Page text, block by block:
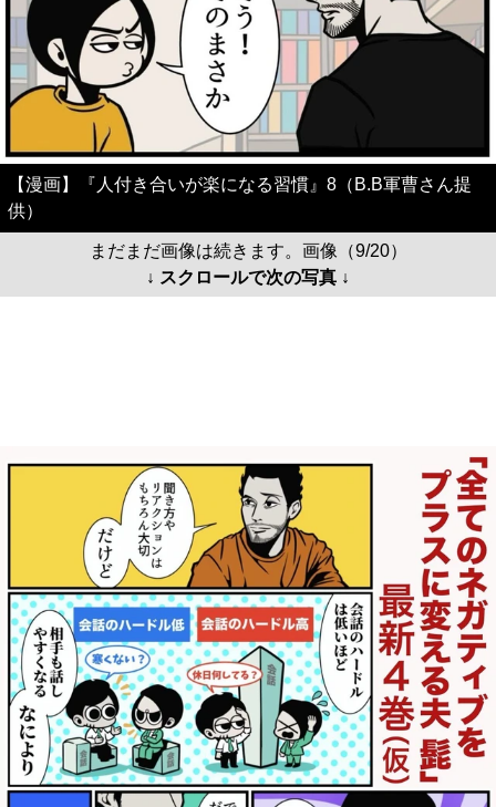
【漫画】『人付き合いが楽になる習慣』8（B.B軍曹さん提
供）
まだまだ画像は続きます。画像（9/20）
↓ スクロールで次の写真 ↓